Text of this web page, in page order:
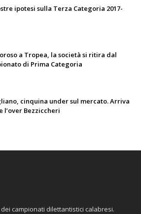
ipotesi sulla Terza Categoria 2017-
a Tropea, la società si ritira dal
di Prima Categoria
cinquina under sul mercato. Arriva
l’over Bezziccheri
campionati dilettantistici calabresi.